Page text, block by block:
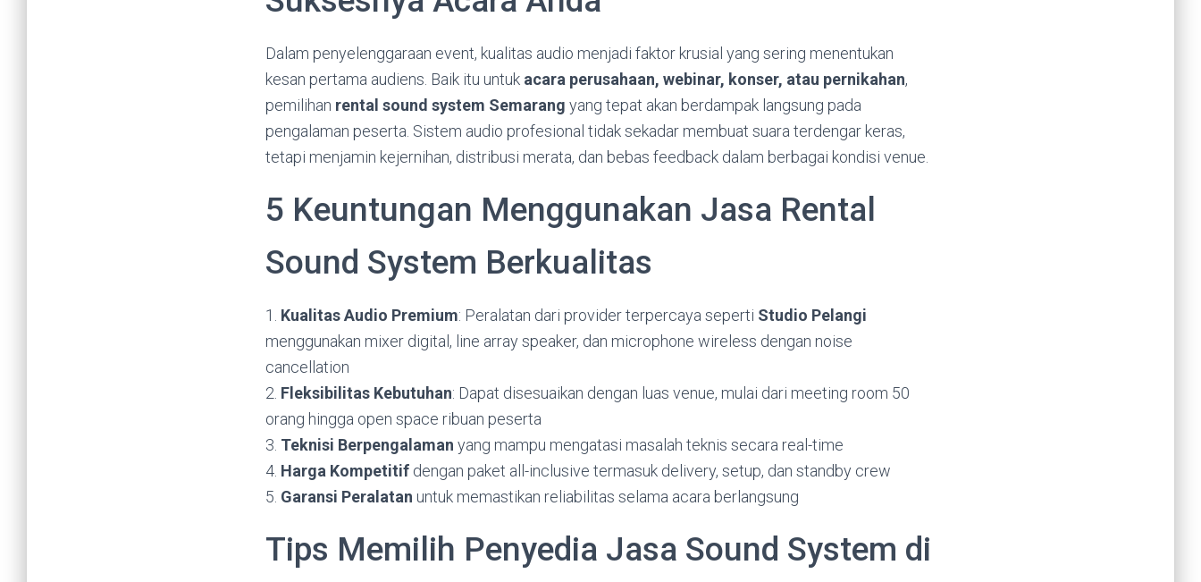
Dalam penyelenggaraan event, kualitas audio menjadi faktor krusial yang sering menentukan
kesan pertama audiens. Baik itu untuk acara perusahaan, webinar, konser, atau pernikahan,
pemilihan rental sound system Semarang yang tepat akan berdampak langsung pada
pengalaman peserta. Sistem audio profesional tidak sekadar membuat suara terdengar keras,
tetapi menjamin kejernihan, distribusi merata, dan bebas feedback dalam berbagai kondisi venue.
5 Keuntungan Menggunakan Jasa Rental
Sound System Berkualitas
1. Kualitas Audio Premium: Peralatan dari provider terpercaya seperti Studio Pelangi
menggunakan mixer digital, line array speaker, dan microphone wireless dengan noise
cancellation
2. Fleksibilitas Kebutuhan: Dapat disesuaikan dengan luas venue, mulai dari meeting room 50
orang hingga open space ribuan peserta
3. Teknisi Berpengalaman yang mampu mengatasi masalah teknis secara real-time
4. Harga Kompetitif dengan paket all-inclusive termasuk delivery, setup, dan standby crew
5. Garansi Peralatan untuk memastikan reliabilitas selama acara berlangsung
Tips Memilih Penyedia Jasa Sound System di